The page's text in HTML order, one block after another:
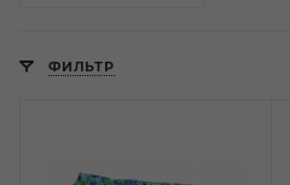
ФИЛЬТР